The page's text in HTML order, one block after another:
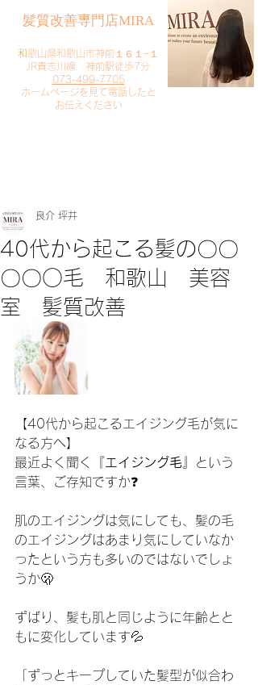
​髪質改善専門店MIRA
​和歌山県和歌山市神前１６１−１
JR貴志川線 神前駅徒歩7分
073-499-7705
​ホームページを見て電話したと
お伝えください
40代から起こる髪の〇〇
〇〇○毛 和歌山 美容
室 髪質改善
良介 坪井
【40代から起こるエイジング毛が気に
なる方へ】
最近よく聞く『エイジング毛 』という
言葉、ご存知ですか❓
肌のエイジングは気にしても、髪の毛
のエイジングはあまり気にしていなか
ったという方も多いのではないでしょ
うか🫢
ずばり、髪も肌と同じように年齢とと
もに変化しています💦
「ずっとキープしていた髪型が似合わ